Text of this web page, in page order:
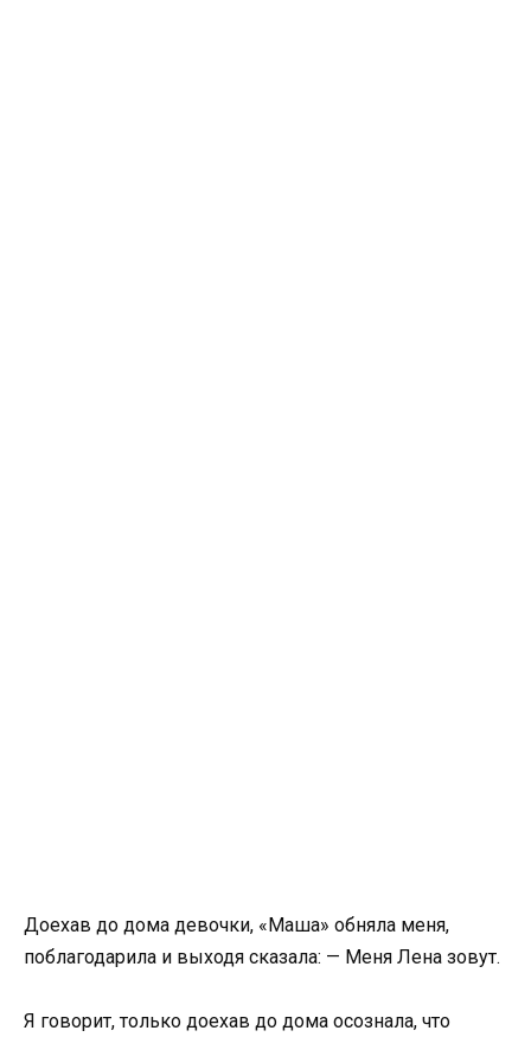
Доехав до дома девочки, «Маша» обняла меня,
поблагодарила и выходя сказала: — Меня Лена зовут.
Я говорит, только доехав до дома осознала, что